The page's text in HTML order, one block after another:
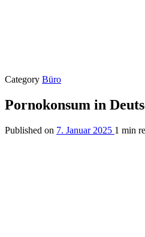
Category Büro
Pornokonsum in
Published on 7. Januar 2025 1 min